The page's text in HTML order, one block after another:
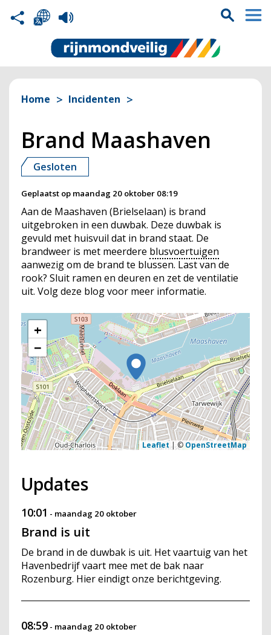
Home Incidenten
Brand Maashaven
Gesloten
Geplaatst op maandag 20 oktober 08:19
Aan de Maashaven (Brielselaan) is brand
uitgebroken in een duwbak. Deze duwbak is
gevuld met huisvuil dat in brand staat. De
brandweer is met meerdere blusvoertuigen
aanwezig om de brand te blussen. Last van de
rook? Sluit ramen en deuren en zet de ventilatie
uit. Volg deze blog voor meer informatie.
+
−
Leaflet |©OpenStreetMap
Updates
Brand is uit
10:01 - maandag 20 oktober
De brand in de duwbak is uit. Het vaartuig van het
Havenbedrijf vaart mee met de bak naar
Rozenburg. Hier eindigt onze berichtgeving.
08:59 - maandag 20 oktober